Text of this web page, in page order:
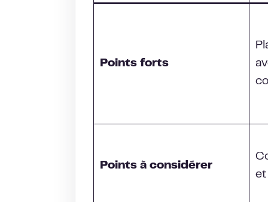
Points forts
Points à considérer
et